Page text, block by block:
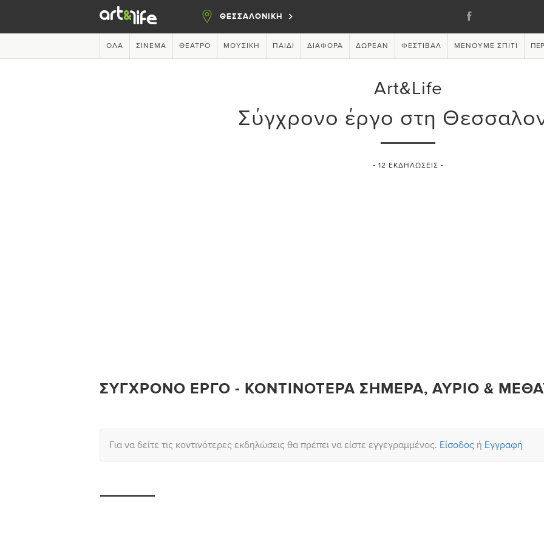
ΘΕΣΣΑΛΟΝΙΚΗ
ΌΛΑ ΣΙΝΕΜΆ ΘΈΑΤΡΟ ΜΟΥΣΙΚΉ ΠΑΙΔΊ ΔΙΆΦΟΡΑ ΔΩΡΕΆΝ ΦΕΣΤΙΒΆΛ ΜΈΝΟΥΜΕ ΣΠΊΤΙ
Art&Life
Σύγχρονο έργο στη
- 12 ΕΚΔΗΛΏΣΕΙΣ -
ΣΎΓΧΡΟΝΟ ΈΡΓΟ - ΚΟΝΤΙΝΌΤΕΡΑ ΣΉΜΕΡΑ, ΑΎΡΙΟ &
Για να δείτε τις κοντινότερες εκδηλώσεις θα πρέπει να είστε εγγεγραμμένος. Είσοδος ή Εγγραφή